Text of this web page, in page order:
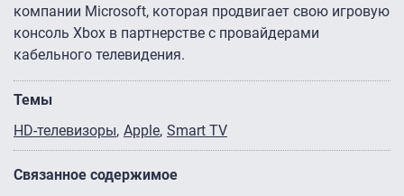
компании Microsoft, которая продвигает свою игровую
консоль Xbox в партнерстве с провайдерами
кабельного телевидения.
Темы
HD-телевизоры Apple Smart TV
Связанное содержимое